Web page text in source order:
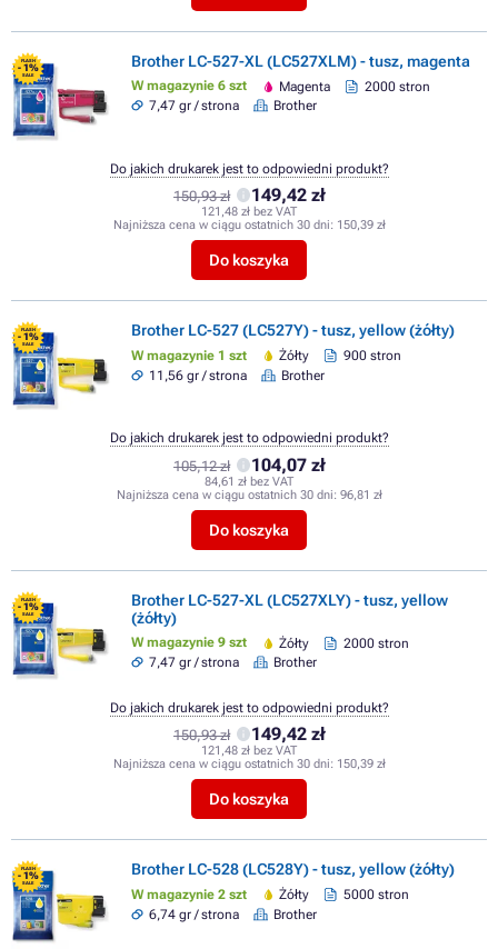
FLASH
- 1%
SALE
Brother LC-527-XL (LC527XLM) - tusz, magenta
W magazynie 6 szt Magenta
2000 stron
7,47 gr / strona
Brother
150,93 zł 149,42 zł
121,48 zł bez VAT
Najniższa cena w ciągu ostatnich 30 dni: 150,39 zł
Do koszyka
Do jakich drukarek jest to odpowiedni produkt?
FLASH
- 1%
SALE
Brother LC-527 (LC527Y) - tusz, yellow (żółty)
W magazynie 1 szt Żółty
900 stron
11,56 gr / strona
Brother
105,12 zł 104,07 zł
84,61 zł bez VAT
Najniższa cena w ciągu ostatnich 30 dni: 96,81 zł
Do koszyka
Do jakich drukarek jest to odpowiedni produkt?
FLASH
- 1%
SALE
Brother LC-527-XL (LC527XLY) - tusz, yellow
(żółty)
W magazynie 9 szt Żółty
2000 stron
7,47 gr / strona
Brother
150,93 zł 149,42 zł
121,48 zł bez VAT
Najniższa cena w ciągu ostatnich 30 dni: 150,39 zł
Do koszyka
Do jakich drukarek jest to odpowiedni produkt?
FLASH
- 1%
SALE
Brother LC-528 (LC528Y) - tusz, yellow (żółty)
W magazynie 2 szt Żółty
5000 stron
6,74 gr / strona
Brother